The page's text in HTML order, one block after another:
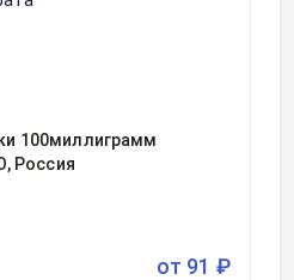
100миллиграмм
Россия
от 91 ₽